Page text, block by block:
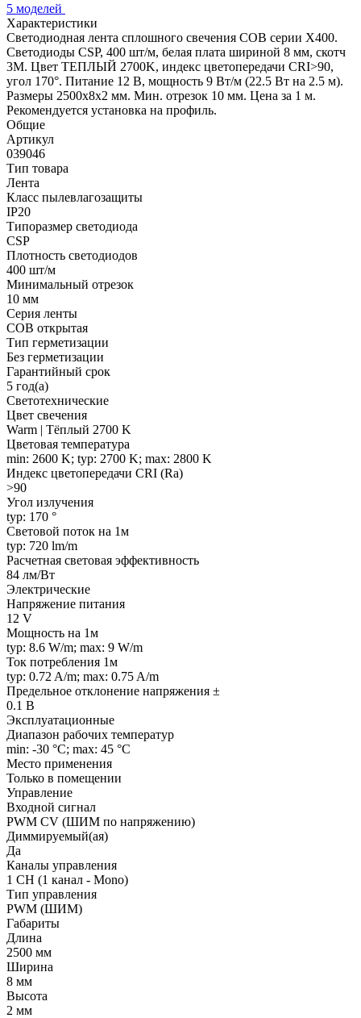
5 моделей
Характеристики
Светодиодная лента сплошного свечения COB серии X400.
Светодиоды CSP, 400 шт/м, белая плата шириной 8 мм, скотч
3M. Цвет ТЕПЛЫЙ 2700K, индекс цветопередачи CRI>90,
угол 170°. Питание 12 В, мощность 9 Вт/м (22.5 Вт на 2.5 м).
Размеры 2500х8х2 мм. Мин. отрезок 10 мм. Цена за 1 м.
Рекомендуется установка на профиль.
Общие
Артикул
039046
Тип товара
Лента
Класс пылевлагозащиты
IP20
Типоразмер светодиода
CSP
Плотность светодиодов
400 шт/м
Минимальный отрезок
10 мм
Серия ленты
COB открытая
Тип герметизации
Без герметизации
Гарантийный срок
5 год(а)
Светотехнические
Цвет свечения
Warm | Тёплый 2700 K
Цветовая температура
min: 2600 K; typ: 2700 K; max: 2800 K
Индекс цветопередачи CRI (Ra)
>90
Угол излучения
typ: 170 °
Световой поток на 1м
typ: 720 lm/m
Расчетная световая эффективность
84 лм/Вт
Электрические
Напряжение питания
12 V
Мощность на 1м
typ: 8.6 W/m; max: 9 W/m
Ток потребления 1м
typ: 0.72 A/m; max: 0.75 A/m
Предельное отклонение напряжения ±
0.1 В
Эксплуатационные
Диапазон рабочих температур
min: -30 °C; max: 45 °C
Место применения
Только в помещении
Управление
Входной сигнал
PWM СV (ШИМ по напряжению)
Диммируемый(ая)
Да
Каналы управления
1 CH (1 канал - Mono)
Тип управления
PWM (ШИМ)
Габариты
Длина
2500 мм
Ширина
8 мм
Высота
2 мм